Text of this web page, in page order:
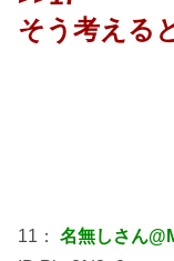
そう考える
11： 名無しさん